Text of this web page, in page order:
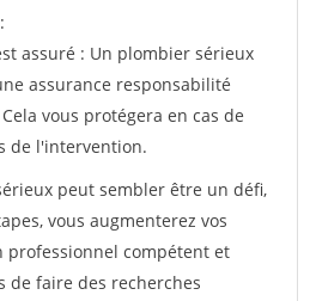
assuré : Un plombier sérieux
assurance responsabilité
vous protégera en cas de
de l'intervention.
peut sembler être un défi,
vous augmenterez vos
professionnel compétent et
de faire des recherches